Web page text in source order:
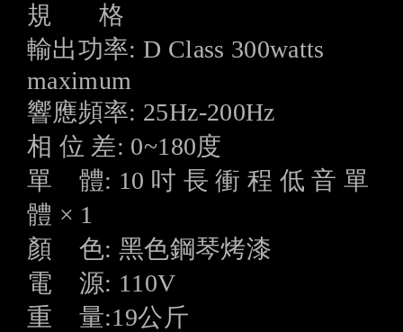
規 格
輸出功率: D Class 300watts
maximum
響應頻率: 25Hz-200Hz
相 位 差: 0~180度
單 體: 10 吋 長 衝 程 低 音 單
體 × 1
顏 色: 黑色鋼琴烤漆
電 源: 110V
重 量:19公斤